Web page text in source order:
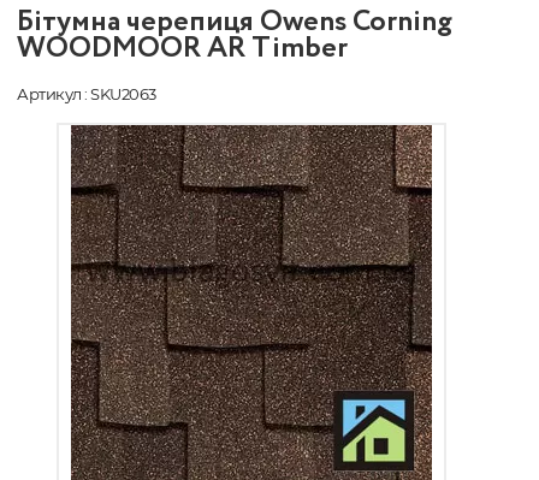
Бітумна черепиця Owens Corning
WOODMOOR AR Timber
Артикул : SKU2063